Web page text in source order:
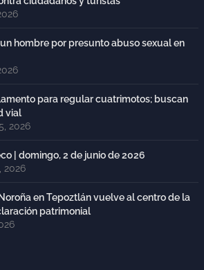
hombre por presunto abuso sexual en
para regular cuatrimotos; buscan
vial
2026
| domingo, 2 de junio de 2026
2026
en Tepoztlán vuelve al centro de la
patrimonial